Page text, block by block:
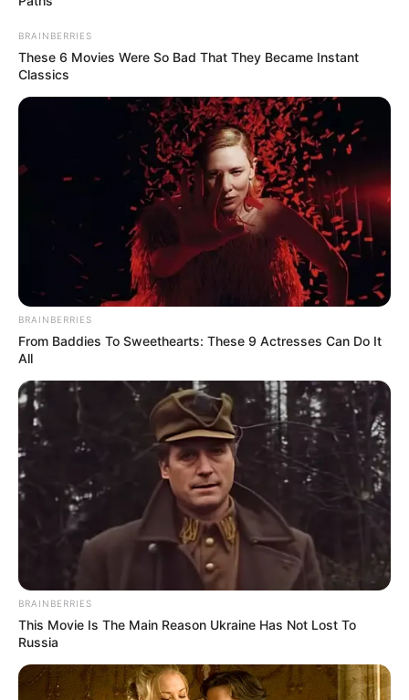
จากลักษณะทั้งหมดที่เอ่ยมา เจ๊จงถือว่าเป็นผู้หญิงที่
มีบุญวาสนาดี คู่ครองคนรักและลูกหลานดี ประสบความ
สำเร็จในอาชีพที่ทำ และมีเงินทอง มีดวงเป็นเศรษฐี เถ้า
แก่เนี้ย
หากใครได้เคยติดตามอ่านเรื่องราวของเจ๊จงมาก่อน จะ
ทราบดีว่าก่อนหน้าที่จะมาเปิดร้านหมูทอดจนโด่งดังอยู่ใน
ตอนนี้ ก็ฝ่าฝันอุปสรรคมามาก ล้มเหลวมาก็เยอะ แต่ด้วย
ความที่ใจสู้ ไม่ยอมแพ้ต่อโชคชะตา ทำให้วันนี้หมูทอดธรรม
ดาๆ กลายเป็นหมูทอดเงินล้านได้
เรียบเรียงโดย :
BRAINBERRIES
These 6 Movies Were So Bad That They Became Instant
Classics
BRAINBERRIES
From Baddies To Sweethearts: These 9 Actresses Can Do It
All
BRAINBERRIES
This Movie Is The Main Reason Ukraine Has Not Lost To
Russia